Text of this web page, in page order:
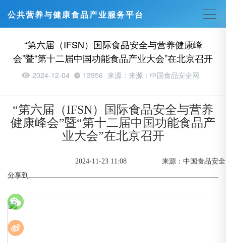
公共营养与健康食品产业服务平台
“第六届（IFSN）国际食品安全与营养健康峰
会”暨“第十二届中国功能食品产业大会”在北京召开
2024-12-04 13956 来源：来源：中国食品安全网
“第六届（IFSN）国际食品安全与营养
健康峰会”暨“第十二届中国功能食品产
业大会”在北京召开
2024-11-23 11:08
来源：中国食品安
分享到